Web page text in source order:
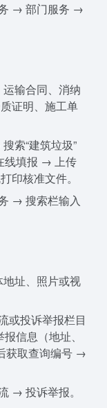
→ 部门服务 →
输合同、消纳
证明、施工单
索“建筑垃圾”
线填报 → 上传
核准文件。
→ 搜索栏输入
址、照片或视
或投诉举报栏目
信息（地址、
获取查询编号 →
→ 投诉举报。